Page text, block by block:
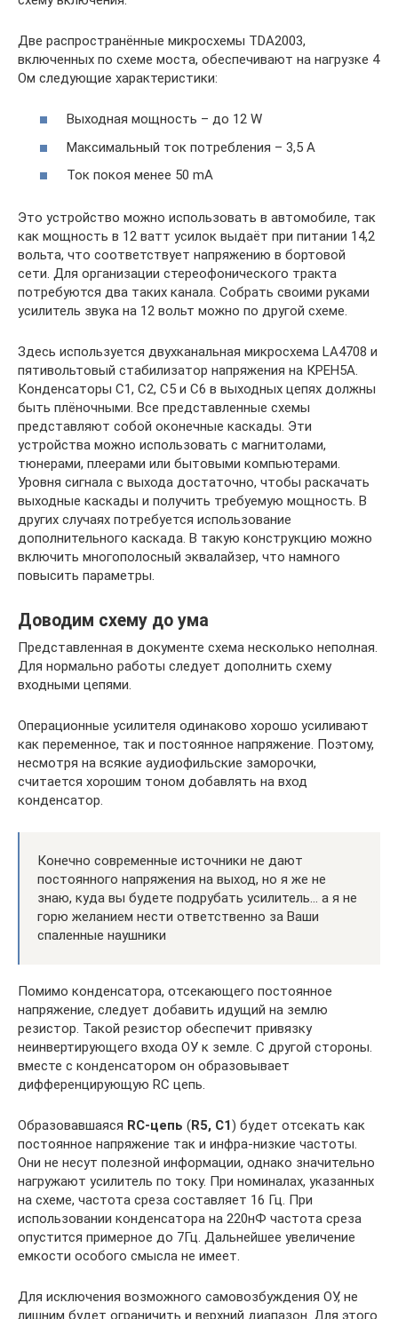
Две распространённые микросхемы TDA2003,
включенных по схеме моста, обеспечивают на нагрузке 4
Ом следующие характеристики:
Выходная мощность – до 12 W
Максимальный ток потребления – 3,5 А
Ток покоя менее 50 mA
Это устройство можно использовать в автомобиле, так
как мощность в 12 ватт усилок выдаёт при питании 14,2
вольта, что соответствует напряжению в бортовой
сети. Для организации стереофонического тракта
потребуются два таких канала. Собрать своими руками
усилитель звука на 12 вольт можно по другой схеме.
Здесь используется двухканальная микросхема LA4708 и
пятивольтовый стабилизатор напряжения на КРЕН5А.
Конденсаторы С1, С2, С5 и С6 в выходных цепях должны
быть плёночными. Все представленные схемы
представляют собой оконечные каскады. Эти
устройства можно использовать с магнитолами,
тюнерами, плеерами или бытовыми компьютерами.
Уровня сигнала с выхода достаточно, чтобы раскачать
выходные каскады и получить требуемую мощность. В
других случаях потребуется использование
дополнительного каскада. В такую конструкцию можно
включить многополосный эквалайзер, что намного
повысить параметры.
Доводим схему до ума
Представленная в документе схема несколько неполная.
Для нормально работы следует дополнить схему
входными цепями.
Операционные усилителя одинаково хорошо усиливают
как переменное, так и постоянное напряжение. Поэтому,
несмотря на всякие аудиофильские заморочки,
считается хорошим тоном добавлять на вход
конденсатор.
Конечно современные источники не дают
постоянного напряжения на выход, но я же не
знаю, куда вы будете подрубать усилитель… а я не
горю желанием нести ответственно за Ваши
спаленные наушники
Помимо конденсатора, отсекающего постоянное
напряжение, следует добавить идущий на землю
резистор. Такой резистор обеспечит привязку
неинвертирующего входа ОУ к земле. С другой стороны.
вместе с конденсатором он образовывает
дифференцирующую RC цепь.
Образовавшаяся RC-цепь (R5, С1) будет отсекать как
постоянное напряжение так и инфра-низкие частоты.
Они не несут полезной информации, однако значительно
нагружают усилитель по току. При номиналах, указанных
на схеме, частота среза составляет 16 Гц. При
использовании конденсатора на 220нФ частота среза
опустится примерное до 7Гц. Дальнейшее увеличение
емкости особого смысла не имеет.
Для исключения возможного самовозбуждения ОУ, не
лишним будет ограничить и верхний диапазон. Для этого